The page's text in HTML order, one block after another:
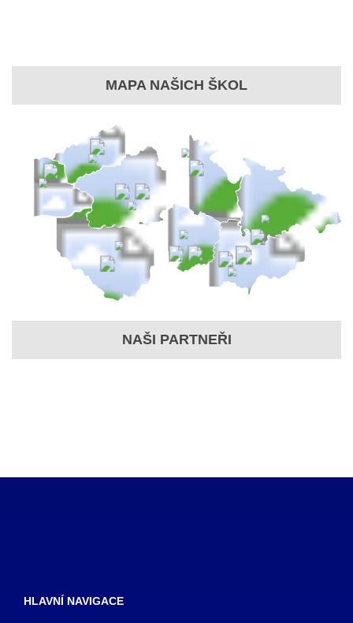
MAPA NAŠICH ŠKOL
NAŠI PARTNEŘI
HLAVNÍ NAVIGACE